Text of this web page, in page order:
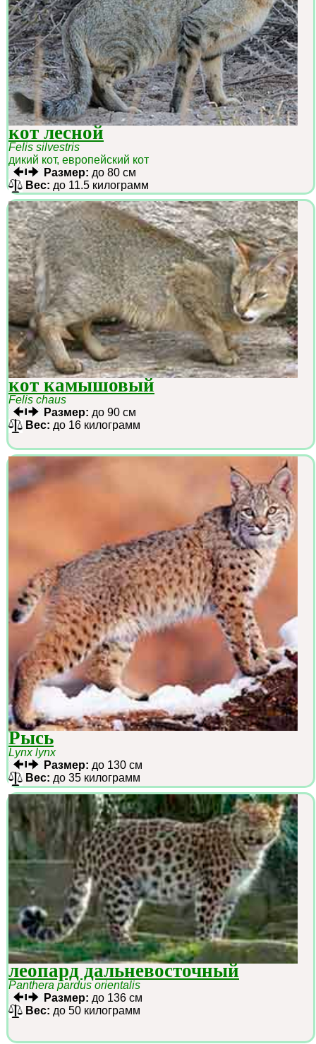
кот лесной
Felis silvestris
дикий кот, европейский кот
Размер: до 80 см
Вес: до 11.5 килограмм
кот камышовый
Felis chaus
Размер: до 90 см
Вес: до 16 килограмм
Рысь
Lynx lynx
Размер: до 130 см
Вес: до 35 килограмм
леопард дальневосточный
Panthera pardus orientalis
Размер: до 136 см
Вес: до 50 килограмм